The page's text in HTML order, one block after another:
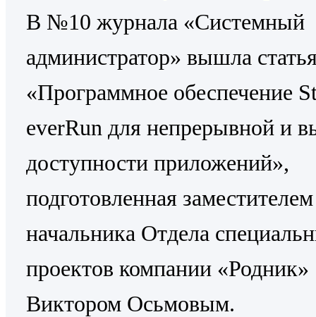
В №10 журнала «Системный
администратор» вышла
«Программное обеспечение
everRun для непрерывной и
доступности приложений»,
подготовленная заместителем
начальника Отдела
проектов компании «Родник»
Виктором Осьмовым.